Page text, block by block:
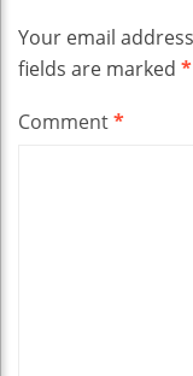
Your email
fields are marked *
Comment*